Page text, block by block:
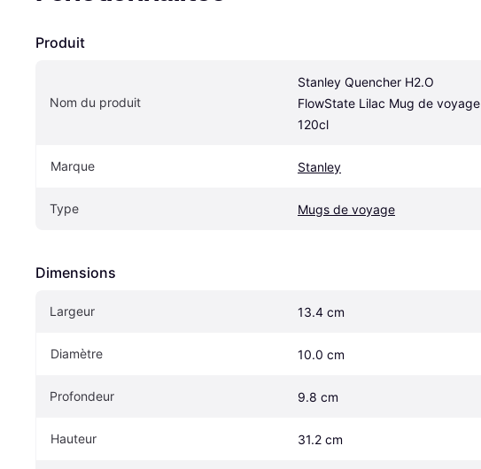
Produit
Nom du produit
Stanley Quencher H2.O
FlowState Lilac Mug de voyage
120cl
Marque Stanley
Type Mugs de voyage
Dimensions
Largeur 13.4 cm
Diamètre 10.0 cm
Profondeur 9.8 cm
Hauteur 31.2 cm